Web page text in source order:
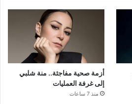
أزمة صحية مفاجئة.. منة شلبي
إلى غرفة العمليات
منذ 7 ساعات